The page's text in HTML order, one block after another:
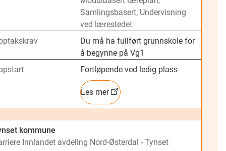
Samlingsbasert, Undervisning
ved lærestedet
Du må ha fullført grunnskole for
å begynne på Vg1
Fortløpende ved ledig plass
Les mer
kommune
Innlandet avdeling Nord-Østerdal - Tynset